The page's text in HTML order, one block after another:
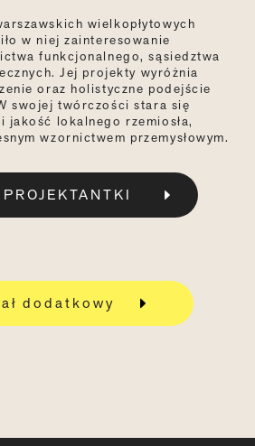
wielkopłytowych
w niej zainteresowanie
funkcjonalnego, sąsiedztwa
Jej projekty wyróżnia
oraz holistyczne podejście
swojej twórczości stara się
jakość lokalnego rzemiosła,
wzornictwem przemysłowym.
dodatkowy